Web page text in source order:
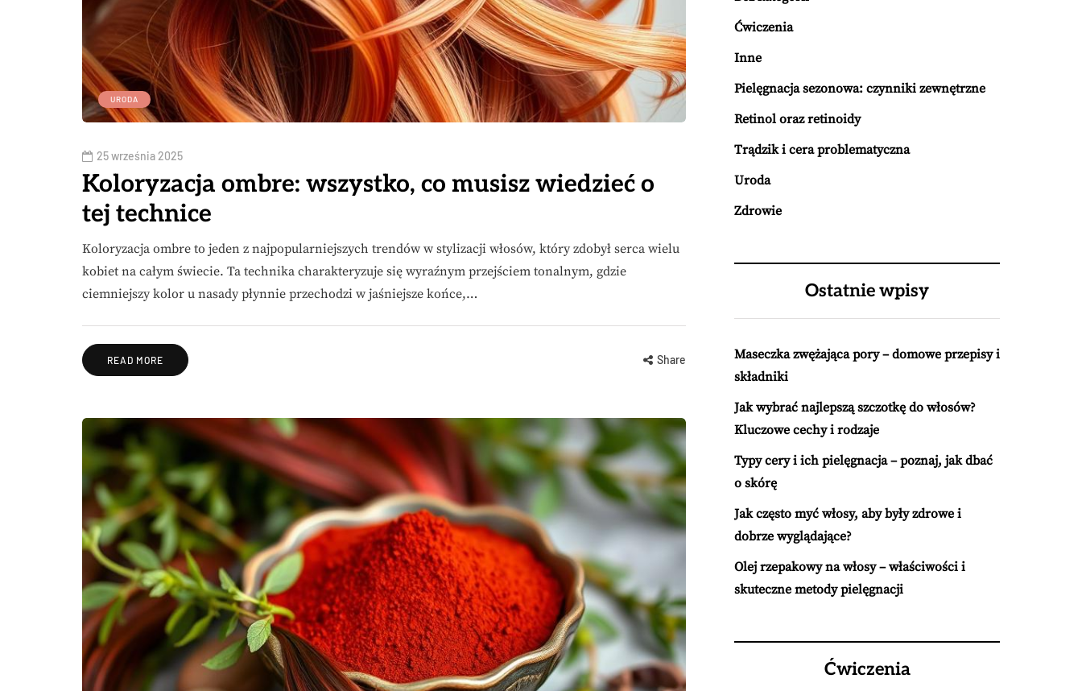
URODA
25 września 2025
Koloryzacja ombre: wszystko, co musisz wiedzieć o
tej technice
Koloryzacja ombre to jeden z najpopularniejszych trendów w stylizacji włosów, który zdobył serca wielu
kobiet na całym świecie. Ta technika charakteryzuje się wyraźnym przejściem tonalnym, gdzie
ciemniejszy kolor u nasady płynnie przechodzi w jaśniejsze końce,…
READ MORE Share
Ćwiczenia
Inne
Pielęgnacja sezonowa: czynniki zewnętrzne
Retinol oraz retinoidy
Trądzik i cera problematyczna
Uroda
Zdrowie
Ostatnie wpisy
Maseczka zwężająca pory – domowe przepisy i
składniki
Jak wybrać najlepszą szczotkę do włosów?
Kluczowe cechy i rodzaje
Typy cery i ich pielęgnacja – poznaj, jak dbać
o skórę
Jak często myć włosy, aby były zdrowe i
dobrze wyglądające?
Olej rzepakowy na włosy – właściwości i
skuteczne metody pielęgnacji
Ćwiczenia